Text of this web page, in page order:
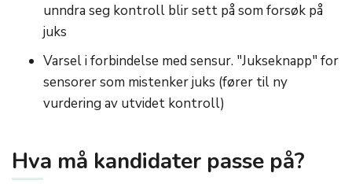
unndra seg kontroll blir sett på som forsøk på
juks
Varsel i forbindelse med sensur. "Jukseknapp" for
sensorer som mistenker juks (fører til ny
vurdering av utvidet kontroll)
Hva må kandidater passe på?